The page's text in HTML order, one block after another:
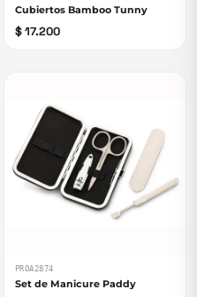
Cubiertos Bamboo Tunny
$ 17.200
PROA2874
Set de Manicure Paddy